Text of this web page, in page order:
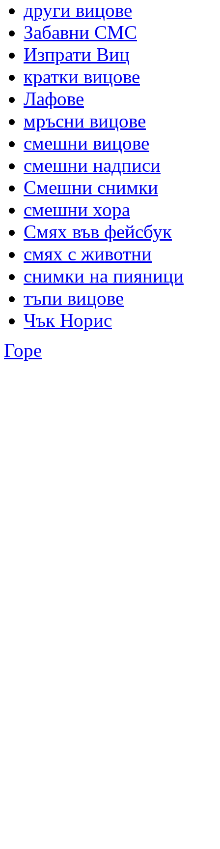
други вицове
Забавни СМС
Изпрати Виц
кратки вицове
Лафове
мръсни вицове
смешни вицове
смешни надписи
Смешни снимки
смешни хора
Смях във фейсбук
смях с животни
снимки на пияници
тъпи вицове
Чък Норис
Горе